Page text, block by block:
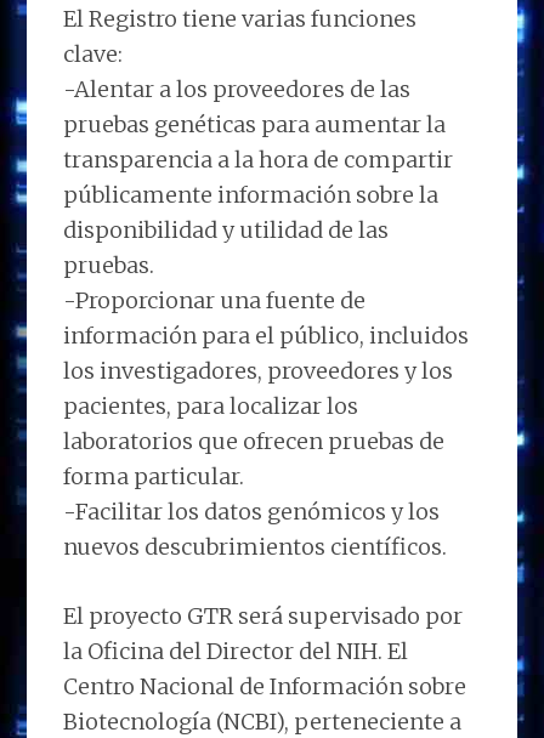
El Registro tiene varias funciones
clave:
-Alentar a los proveedores de las
pruebas genéticas para aumentar la
transparencia a la hora de compartir
públicamente información sobre la
disponibilidad y utilidad de las
pruebas.
-Proporcionar una fuente de
información para el público, incluidos
los investigadores, proveedores y los
pacientes, para localizar los
laboratorios que ofrecen pruebas de
forma particular.
-Facilitar los datos genómicos y los
nuevos descubrimientos científicos.
El proyecto GTR será supervisado por
la Oficina del Director del NIH. El
Centro Nacional de Información sobre
Biotecnología (NCBI), perteneciente a